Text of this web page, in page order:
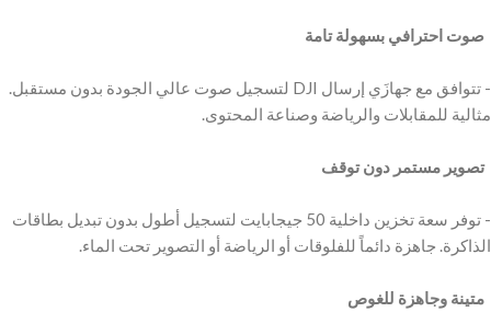
‫- تتوافق مع جهازَي إرسال DJI لتسجيل صوت عالي الجودة بدون مستقبل.
‫- توفر سعة تخزين داخلية 50 جيجابايت لتسجيل أطول بدون تبديل بطاقات